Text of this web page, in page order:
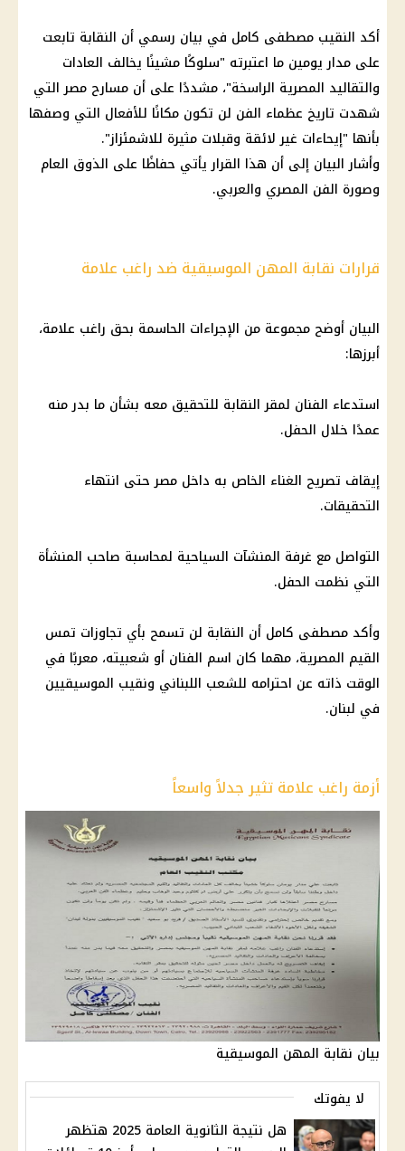
أكد النقيب مصطفى كامل في بيان رسمي أن النقابة تابعت
على مدار يومين ما اعتبرته "سلوكًا مشينًا يخالف العادات
والتقاليد المصرية الراسخة"، مشددًا على أن مسارح مصر التي
شهدت تاريخ عظماء الفن لن تكون مكانًا للأفعال التي وصفها
بأنها "إيحاءات غير لائقة وقبلات مثيرة للاشمئزاز".
وأشار البيان إلى أن هذا القرار يأتي حفاظًا على الذوق العام
وصورة الفن المصري والعربي.
قرارات نقابة المهن الموسيقية ضد راغب علامة
البيان أوضح مجموعة من الإجراءات الحاسمة بحق راغب علامة،
أبرزها:
استدعاء الفنان لمقر النقابة للتحقيق معه بشأن ما بدر منه
عمدًا خلال الحفل.
إيقاف تصريح الغناء الخاص به داخل مصر حتى انتهاء
التحقيقات.
التواصل مع غرفة المنشآت السياحية لمحاسبة صاحب المنشأة
التي نظمت الحفل.
وأكد مصطفى كامل أن النقابة لن تسمح بأي تجاوزات تمس
القيم المصرية، مهما كان اسم الفنان أو شعبيته، معربًا في
الوقت ذاته عن احترامه للشعب اللبناني ونقيب الموسيقيين
في لبنان.
أزمة راغب علامة تثير جدلاً واسعاً
بيان نقابة المهن الموسيقية
لا يفوتك
هل نتيجة الثانوية العامة 2025 هتظهر